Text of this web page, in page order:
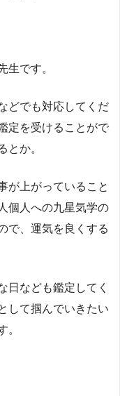
生です。
どでも対応してくだ
定を受けることがで
とか。
が上がっていること
個人への九星気学の
で、運気を良くする
日なども鑑定してく
して掴んでいきたい
。